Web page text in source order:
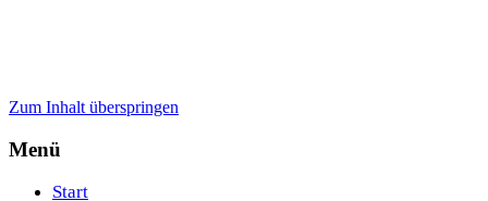
Zum Inhalt überspringen
Menü
Start